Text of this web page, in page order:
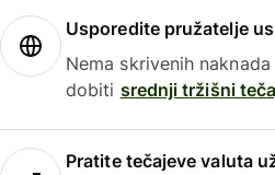
Usporedite pružatelje
Nema skrivenih
dobiti srednji tržišni
Pratite tečajeve valuta